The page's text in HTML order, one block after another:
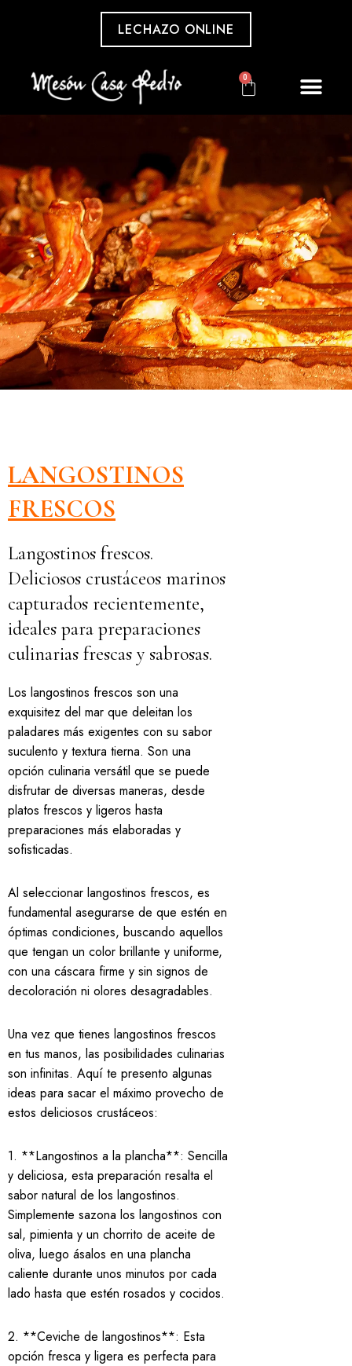
LECHAZO ONLINE
0
LANGOSTINOS
FRESCOS
Langostinos frescos.
Deliciosos crustáceos marinos
capturados recientemente,
ideales para preparaciones
culinarias frescas y sabrosas.
Los langostinos frescos son una
exquisitez del mar que deleitan los
paladares más exigentes con su sabor
suculento y textura tierna. Son una
opción culinaria versátil que se puede
disfrutar de diversas maneras, desde
platos frescos y ligeros hasta
preparaciones más elaboradas y
sofisticadas.
Al seleccionar langostinos frescos, es
fundamental asegurarse de que estén en
óptimas condiciones, buscando aquellos
que tengan un color brillante y uniforme,
con una cáscara firme y sin signos de
decoloración ni olores desagradables.
Una vez que tienes langostinos frescos
en tus manos, las posibilidades culinarias
son infinitas. Aquí te presento algunas
ideas para sacar el máximo provecho de
estos deliciosos crustáceos:
1. **Langostinos a la plancha**: Sencilla
y deliciosa, esta preparación resalta el
sabor natural de los langostinos.
Simplemente sazona los langostinos con
sal, pimienta y un chorrito de aceite de
oliva, luego ásalos en una plancha
caliente durante unos minutos por cada
lado hasta que estén rosados y cocidos.
2. **Ceviche de langostinos**: Esta
opción fresca y ligera es perfecta para